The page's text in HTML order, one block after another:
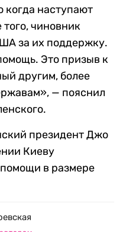
когда наступают
чиновник
за их поддержку.
Это призыв к
другим, более
— пояснил
президент Джо
Киеву
в размере